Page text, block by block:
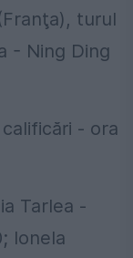
turul
- Ning Ding
- ora
Tarlea -
Ionela